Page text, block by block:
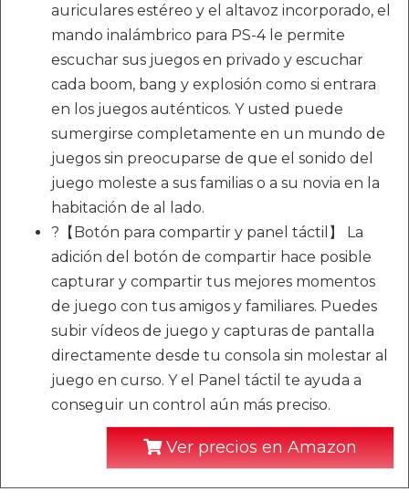
auriculares estéreo y el altavoz incorporado, el
mando inalámbrico para PS-4 le permite
escuchar sus juegos en privado y escuchar
cada boom, bang y explosión como si entrara
en los juegos auténticos. Y usted puede
sumergirse completamente en un mundo de
juegos sin preocuparse de que el sonido del
juego moleste a sus familias o a su novia en la
habitación de al lado.
?【Botón para compartir y panel táctil】 La
adición del botón de compartir hace posible
capturar y compartir tus mejores momentos
de juego con tus amigos y familiares. Puedes
subir vídeos de juego y capturas de pantalla
directamente desde tu consola sin molestar al
juego en curso. Y el Panel táctil te ayuda a
conseguir un control aún más preciso.
Ver precios en Amazon